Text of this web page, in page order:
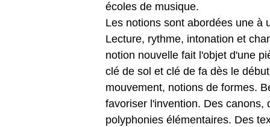
écoles de musique.
Les notions sont abordées une à
Lecture, rythme, intonation et
notion nouvelle fait l'objet d'une
clé de sol et clé de fa dès le
mouvement, notions de formes.
favoriser l'invention. Des
polyphonies élémentaires. Des